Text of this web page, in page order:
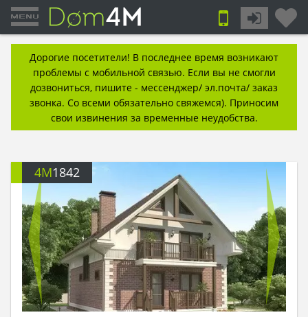
Дорогие посетители! В последнее время возникают
проблемы с мобильной связью. Если вы не смогли
дозвониться, пишите - мессенджер/ эл.почта/ заказ
звонка. Со всеми обязательно свяжемся). Приносим
свои извинения за временные неудобства.
4M1842